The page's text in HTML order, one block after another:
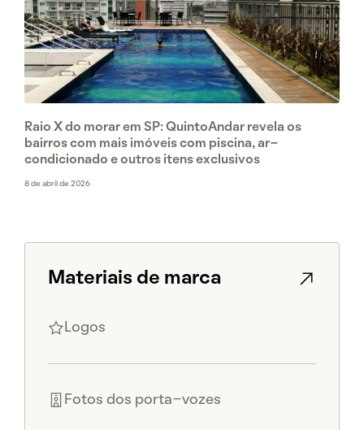
Raio X do morar em SP: QuintoAndar revela os
bairros com mais imóveis com piscina, ar-
condicionado e outros itens exclusivos
8 de abril de 2026
Materiais de marca
Logos
Fotos dos porta-vozes